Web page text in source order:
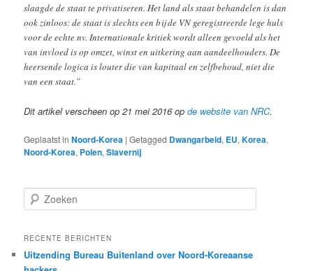
slaagde de staat te privatiseren. Het land als staat behandelen is dan
ook zinloos: de staat is slechts een bij de VN geregistreerde lege huls
voor de echte nv. Internationale kritiek wordt alleen gevoeld als het
van invloed is op omzet, winst en uitkering aan aandeelhouders. De
heersende logica is louter die van kapitaal en zelfbehoud, niet die
van een staat.”
Dit artikel verscheen op 21 mei 2016 opde website van NRC.
Geplaatst in Noord-Korea |Getagged Dwangarbeid, EU,Korea,
Noord-Korea, Polen,Slavernij
o
k
n
RECENTE BERICHTEN
Uitzending Bureau Buitenland over Noord-Koreaanse